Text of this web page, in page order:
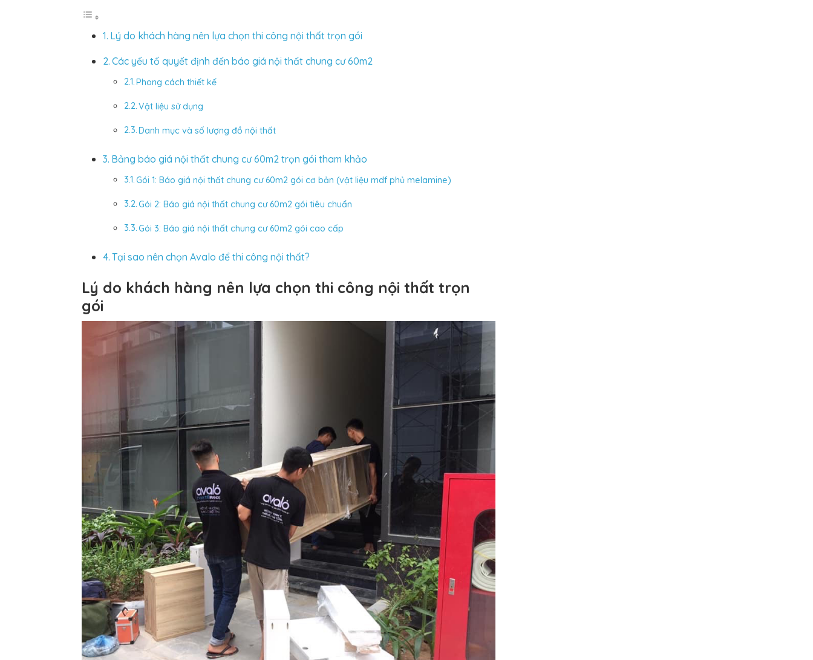
Lý do khách hàng nên lựa chọn thi công nội thất trọn gói
Các yếu tố quyết định đến báo giá nội thất chung cư 60m2
Phong cách thiết kế
Vật liệu sử dụng
Danh mục và số lượng đồ nội thất
Bảng báo giá nội thất chung cư 60m2 trọn gói tham khảo
Gói 1: Báo giá nội thất chung cư 60m2 gói cơ bản (vật liệu mdf phủ melamine)
Gói 2: Báo giá nội thất chung cư 60m2 gói tiêu chuẩn
Gói 3: Báo giá nội thất chung cư 60m2 gói cao cấp
Tại sao nên chọn Avalo để thi công nội thất?
Lý do khách hàng nên lựa chọn thi công nội thất trọn
gói